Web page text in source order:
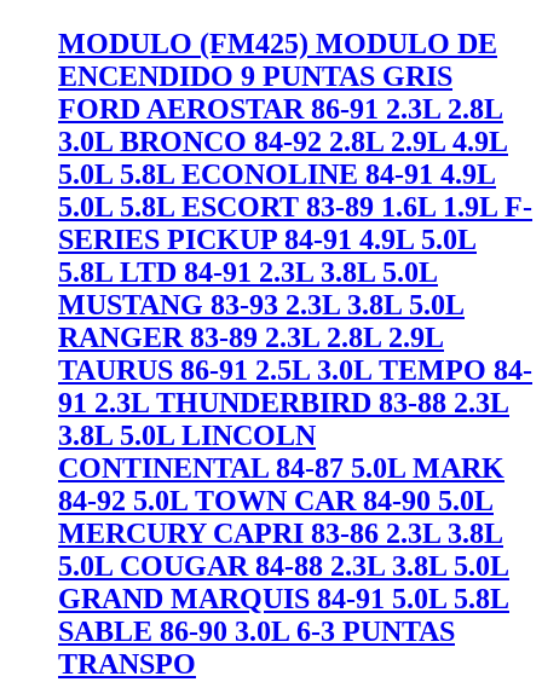
MODULO (FM425) MODULO DE
ENCENDIDO 9 PUNTAS GRIS
FORD AEROSTAR 86-91 2.3L 2.8L
3.0L BRONCO 84-92 2.8L 2.9L 4.9L
5.0L 5.8L ECONOLINE 84-91 4.9L
5.0L 5.8L ESCORT 83-89 1.6L 1.9L F-
SERIES PICKUP 84-91 4.9L 5.0L
5.8L LTD 84-91 2.3L 3.8L 5.0L
MUSTANG 83-93 2.3L 3.8L 5.0L
RANGER 83-89 2.3L 2.8L 2.9L
TAURUS 86-91 2.5L 3.0L TEMPO 84-
91 2.3L THUNDERBIRD 83-88 2.3L
3.8L 5.0L LINCOLN
CONTINENTAL 84-87 5.0L MARK
84-92 5.0L TOWN CAR 84-90 5.0L
MERCURY CAPRI 83-86 2.3L 3.8L
5.0L COUGAR 84-88 2.3L 3.8L 5.0L
GRAND MARQUIS 84-91 5.0L 5.8L
SABLE 86-90 3.0L 6-3 PUNTAS
TRANSPO